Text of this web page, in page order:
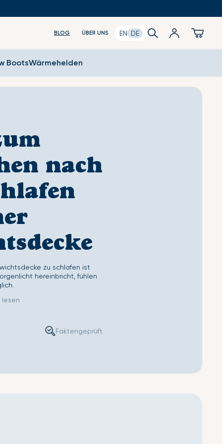
BootsWärmehelden
BLOG ÜBER UNS EN DE Search Anmeldung
Cart
nach
zu schlafen ist
hereinbricht, fühlen
lesen
Faktengeprüft